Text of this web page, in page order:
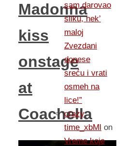
Madonna
kiss
onstage
at
Coachella
sam darovao
sliku, nek’
maloj
Zvezdani
donese
sreću i vrati
osmeh na
lice!”
crazy
time_xbMl on
Vreme koje